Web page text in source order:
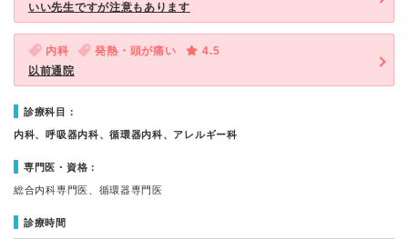
いい先生ですが注意もあります
内科 発熱・頭が痛い
4.5
以前通院
診療科目：
内科、呼吸器内科、循環器内科、アレルギー科
専門医・資格：
総合内科専門医、循環器専門医
診療時間